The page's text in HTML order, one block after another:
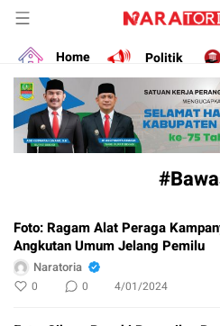
Narasikan Fakta
Home
Politik
Foto: Ragam Alat Peraga
Angkutan Umum Jelang Pemilu
Naratoria
0 0 4/01/2024